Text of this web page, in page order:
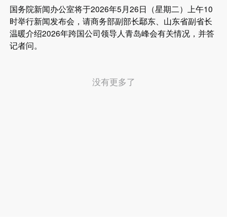
国务院新闻办公室将于2026年5月26日（星期二）上午10
时举行新闻发布会，请商务部副部长鄢东、山东省副省长
温暖介绍2026年跨国公司领导人青岛峰会有关情况，并答
记者问。
没有更多了